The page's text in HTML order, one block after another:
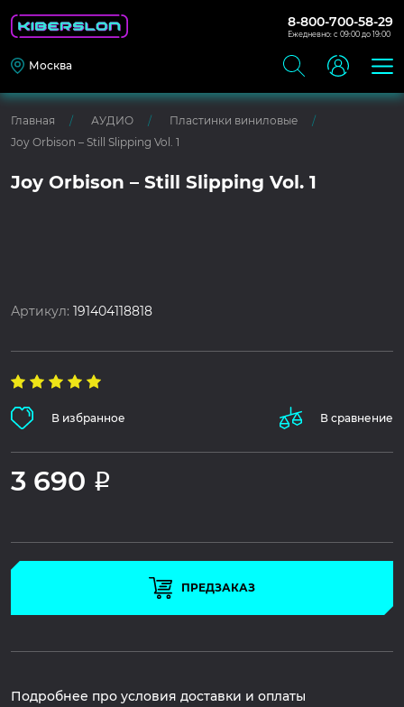
8-800-700-58-29
Ежедневно: с 09:00 до 19:00
Москва
Главная АУДИО
Пластинки виниловые
Joy Orbison – Still Slipping Vol. 1
Joy Orbison – Still Slipping Vol. 1
Артикул:191404118818
В избранное В сравнение
3 690 Р
ПРЕДЗАКАЗ
Подробнее про условия доставки и оплаты